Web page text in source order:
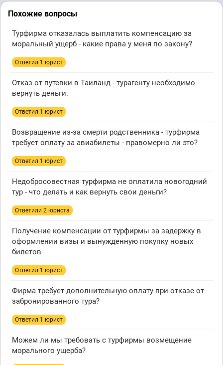
Похожие вопросы
Турфирма отказалась выплатить компенсацию за
моральный ущерб - какие права у меня по закону?
Ответил 1 юрист
Отказ от путевки в Таиланд - турагенту необходимо
вернуть деньги.
Ответил 1 юрист
Возвращение из-за смерти родственника - турфирма
требует оплату за авиабилеты - правомерно ли это?
Ответил 1 юрист
Недобросовестная турфирма не оплатила новогодний
тур - что делать и как вернуть свои деньги?
Ответили 2 юристa
Получение компенсации от турфирмы за задержку в
оформлении визы и вынужденную покупку новых
билетов
Ответил 1 юрист
Фирма требует дополнительную оплату при отказе от
забронированного тура?
Ответил 1 юрист
Можем ли мы требовать с турфирмы возмещение
морального ущерба?